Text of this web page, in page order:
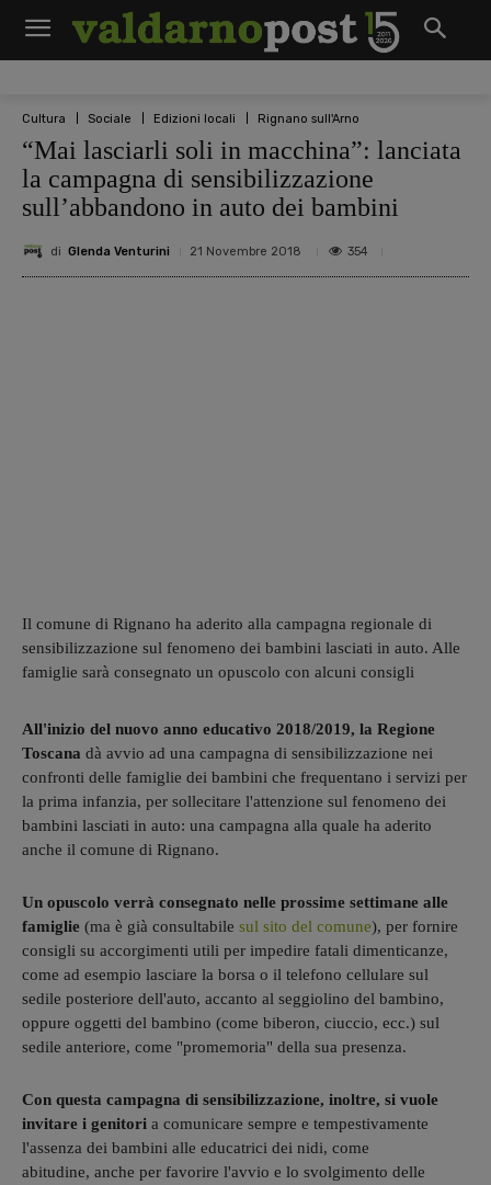
Cultura Sociale Edizioni locali Rignano sull'Arno
“Mai lasciarli soli in macchina”: lanciata
la campagna di sensibilizzazione
sull’abbandono in auto dei bambini
di Glenda Venturini 21 Novembre 2018 354
Il comune di Rignano ha aderito alla campagna regionale di
sensibilizzazione sul fenomeno dei bambini lasciati in auto. Alle
famiglie sarà consegnato un opuscolo con alcuni consigli
All'inizio del nuovo anno educativo 2018/2019, la Regione
Toscana dà avvio ad una campagna di sensibilizzazione nei
confronti delle famiglie dei bambini che frequentano i servizi per
la prima infanzia, per sollecitare l'attenzione sul fenomeno dei
bambini lasciati in auto: una campagna alla quale ha aderito
anche il comune di Rignano.
Un opuscolo verrà consegnato nelle prossime settimane alle
famiglie (ma è già consultabile sul sito del comune), per fornire
consigli su accorgimenti utili per impedire fatali dimenticanze,
come ad esempio lasciare la borsa o il telefono cellulare sul
sedile posteriore dell'auto, accanto al seggiolino del bambino,
oppure oggetti del bambino (come biberon, ciuccio, ecc.) sul
sedile anteriore, come "promemoria" della sua presenza.
Con questa campagna di sensibilizzazione, inoltre, si vuole
invitare i genitori a comunicare sempre e tempestivamente
l'assenza dei bambini alle educatrici dei nidi, come
abitudine, anche per favorire l'avvio e lo svolgimento delle